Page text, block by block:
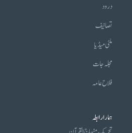
درود
تصانیف
ملٹی میڈیا
مجلہ جات
فلاح عامہ
ہمارا رابطہ